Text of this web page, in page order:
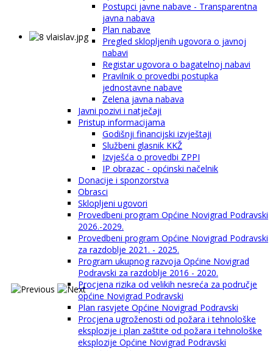
Postupci javne nabave - Transparentna
javna nabava
Plan nabave
Pregled sklopljenih ugovora o javnoj
nabavi
Registar ugovora o bagatelnoj nabavi
Pravilnik o provedbi postupka
jednostavne nabave
Zelena javna nabava
Javni pozivi i natječaji
Pristup informacijama
Godišnji financijski izvještaji
Službeni glasnik KKŽ
Izvješća o provedbi ZPPI
IP obrazac - općinski načelnik
Donacije i sponzorstva
Obrasci
Sklopljeni ugovori
Provedbeni program Općine Novigrad Podravski
2026.-2029.
Provedbeni program Općine Novigrad Podravski
za razdoblje 2021. - 2025.
Program ukupnog razvoja Općine Novigrad
Podravski za razdoblje 2016 - 2020.
Procjena rizika od velikih nesreća za područje
općine Novigrad Podravski
Plan rasvjete Općine Novigrad Podravski
Procjena ugroženosti od požara i tehnološke
eksplozije i plan zaštite od požara i tehnološke
eksplozije Općine Novigrad Podravski